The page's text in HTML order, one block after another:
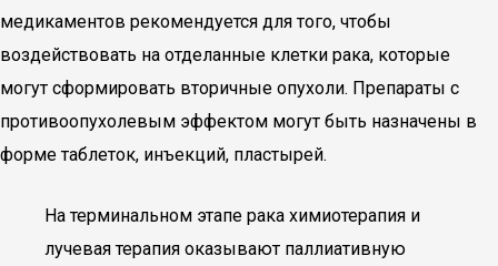
медикаментов рекомендуется для того, чтобы
воздействовать на отделанные клетки рака, которые
могут сформировать вторичные опухоли. Препараты с
противоопухолевым эффектом могут быть назначены в
форме таблеток, инъекций, пластырей.
На терминальном этапе рака химиотерапия и
лучевая терапия оказывают паллиативную